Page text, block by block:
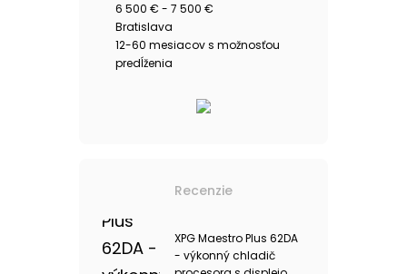
6 500 € - 7 500 €
Bratislava
12-60 mesiacov s možnosťou
predĺženia
Recenzie
XPG Maestro Plus 62DA
- výkonný chladič